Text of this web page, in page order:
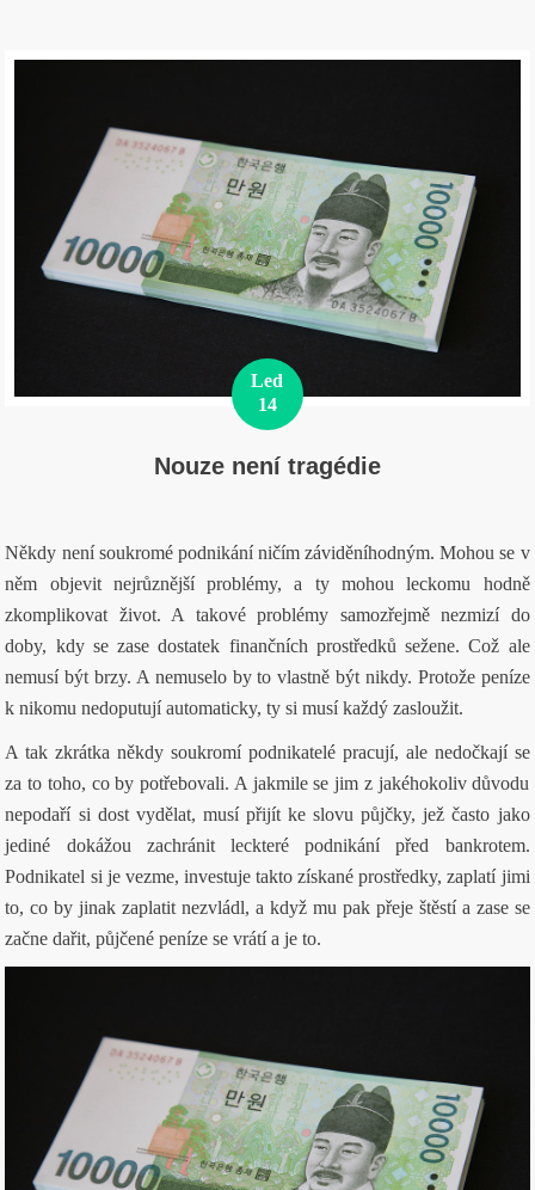
Led
14
Nouze není tragédie
Někdy není soukromé podnikání ničím záviděníhodným. Mohou se v
něm objevit nejrůznější problémy, a ty mohou leckomu hodně
zkomplikovat život. A takové problémy samozřejmě nezmizí do
doby, kdy se zase dostatek finančních prostředků sežene. Což ale
nemusí být brzy. A nemuselo by to vlastně být nikdy. Protože peníze
k nikomu nedoputují automaticky, ty si musí každý zasloužit.
A tak zkrátka někdy soukromí podnikatelé pracují, ale nedočkají se
za to toho, co by potřebovali. A jakmile se jim z jakéhokoliv důvodu
nepodaří si dost vydělat, musí přijít ke slovu půjčky, jež často jako
jediné dokážou zachránit leckteré podnikání před bankrotem.
Podnikatel si je vezme, investuje takto získané prostředky, zaplatí jimi
to, co by jinak zaplatit nezvládl, a když mu pak přeje štěstí a zase se
začne dařit, půjčené peníze se vrátí a je to.